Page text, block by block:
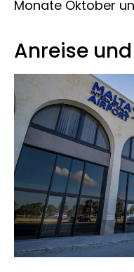
Monate Oktober
Anreise